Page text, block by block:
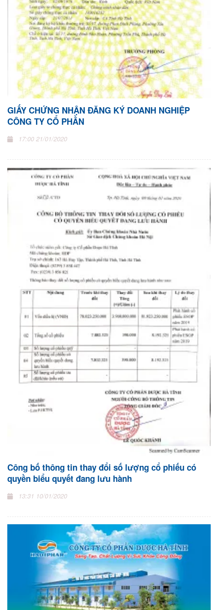
GIẤY CHỨNG NHẬN ĐĂNG KÝ DOANH NGHIỆP
CÔNG TY CỔ PHẦN
17:00 21/01/2020
Công bố thông tin thay đổi số lượng cổ phiếu có
quyền biểu quyết đang lưu hành
13:31 10/01/2020